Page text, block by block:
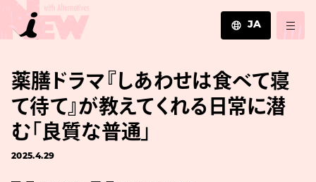
JA
EN
ZH
薬膳ドラマ『しあわせは食べて寝
て待て』が教えてくれる日常に潜
む「良質な普通」
2025.4.29